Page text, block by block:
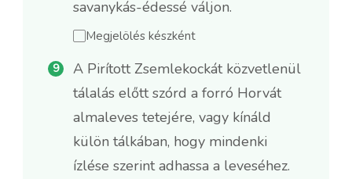
savanykás-édessé váljon.
Megjelölés készként
A Pirított Zsemlekockát közvetlenül
tálalás előtt szórd a forró Horvát
almaleves tetejére, vagy kínáld
külön tálkában, hogy mindenki
ízlése szerint adhassa a leveséhez.